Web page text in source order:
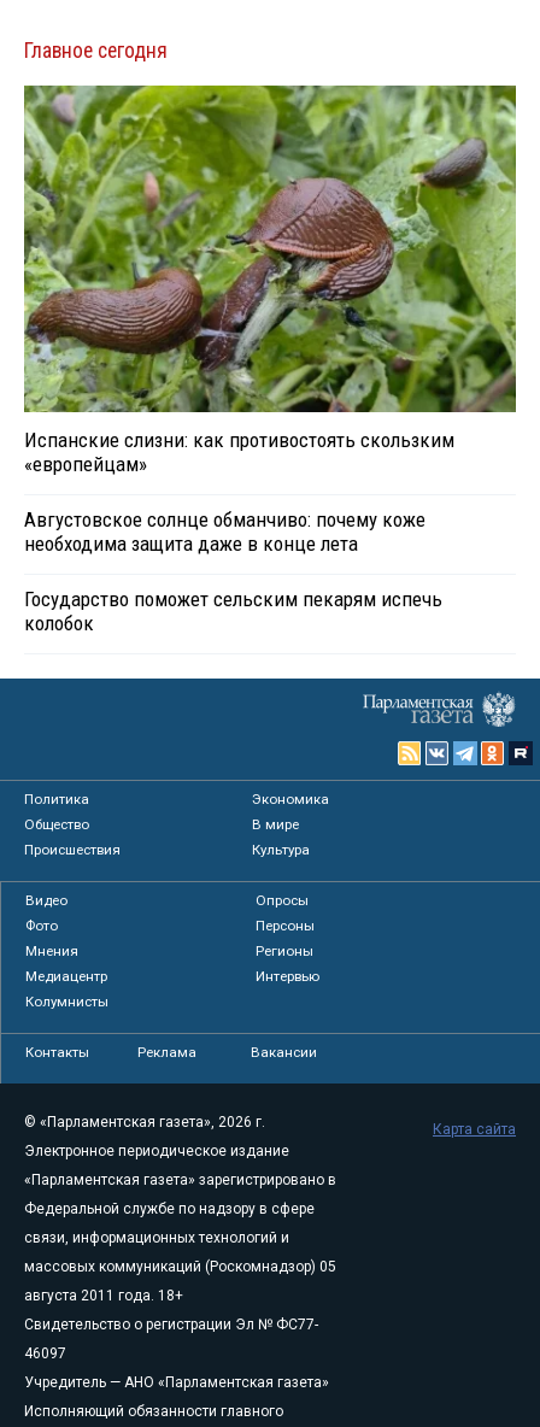
Главное сегодня
Испанские слизни: как противостоять скользким
«европейцам»
Августовское солнце обманчиво: почему коже
необходима защита даже в конце лета
Государство поможет сельским пекарям испечь
колобок
Политика
Экономика
Общество
В мире
Происшествия
Культура
Видео
Опросы
Фото
Персоны
Мнения
Регионы
Медиацентр
Интервью
Колумнисты
Контакты Реклама Вакансии
© «Парламентская газета», 2026 г.
Электронное периодическое издание
«Парламентская газета» зарегистрировано в
Федеральной службе по надзору в сфере
связи, информационных технологий и
массовых коммуникаций (Роскомнадзор) 05
августа 2011 года. 18+
Свидетельство о регистрации Эл № ФС77-
46097
Учредитель — АНО «Парламентская газета»
Исполняющий обязанности главного
Карта сайта